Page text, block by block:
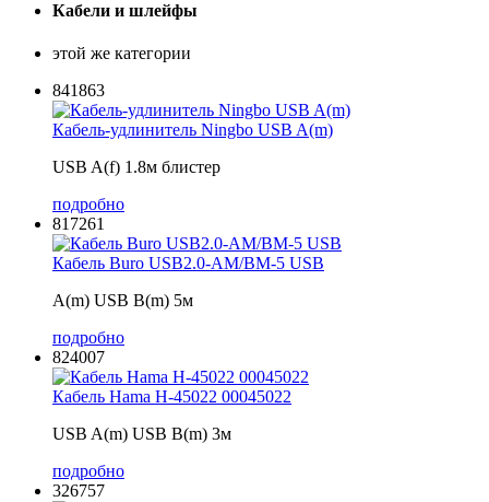
Кабели и шлейфы
этой же категории
841863
Кабель-удлинитель Ningbo USB A(m)
USB A(f) 1.8м блистер
подробно
817261
Кабель Buro USB2.0-AM/BM-5 USB
A(m) USB B(m) 5м
подробно
824007
Кабель Hama H-45022 00045022
USB A(m) USB B(m) 3м
подробно
326757